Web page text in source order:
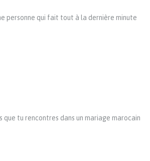
personne qui fait tout à la dernière minute
que tu rencontres dans un mariage marocain